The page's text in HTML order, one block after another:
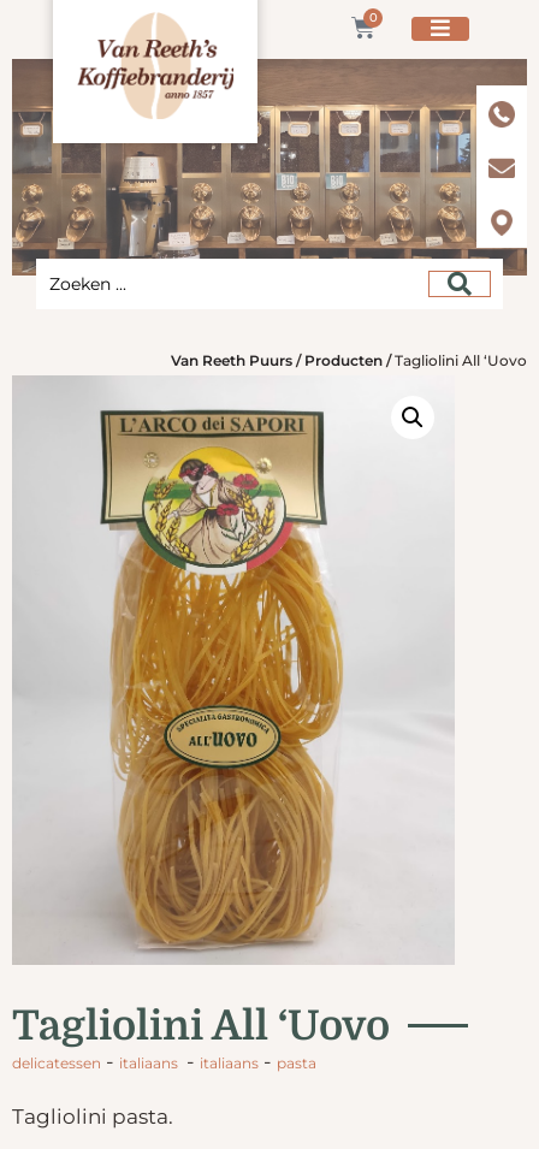
0
Van Reeth Puurs / Producten /Tagliolini All ‘Uovo
Tagliolini All ‘Uovo
delicatessen - italiaans - italiaans - pasta
Tagliolini pasta.